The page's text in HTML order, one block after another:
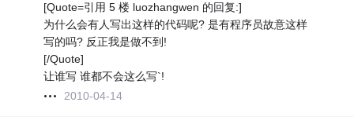
[Quote=引用 5 楼 luozhangwen 的回复:]
为什么会有人写出这样的代码呢? 是有程序员故意这样
写的吗? 反正我是做不到!
[/Quote]
让谁写 谁都不会这么写`!
2010-04-14